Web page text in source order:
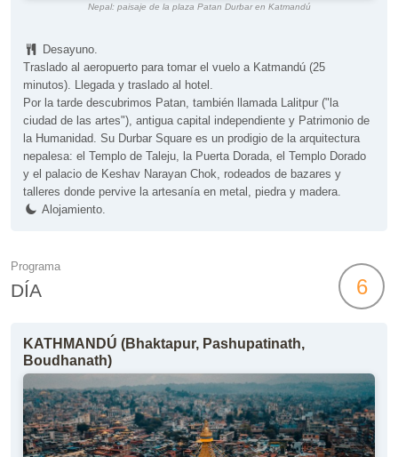
Nepal: paisaje de la plaza Patan Durbar en Katmandú
Desayuno.
Traslado al aeropuerto para tomar el vuelo a Katmandú (25
minutos). Llegada y traslado al hotel.
Por la tarde descubrimos Patan, también llamada Lalitpur ("la
ciudad de las artes"), antigua capital independiente y Patrimonio de
la Humanidad. Su Durbar Square es un prodigio de la arquitectura
nepalesa: el Templo de Taleju, la Puerta Dorada, el Templo Dorado
y el palacio de Keshav Narayan Chok, rodeados de bazares y
talleres donde pervive la artesanía en metal, piedra y madera.
Alojamiento.
Programa
DÍA 6
KATHMANDÚ (Bhaktapur, Pashupatinath,
Boudhanath)